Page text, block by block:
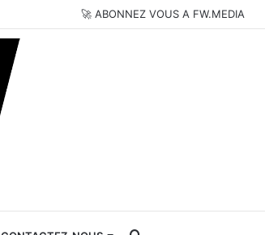
🚀 ABONNEZ VOUS A FW.MEDIA